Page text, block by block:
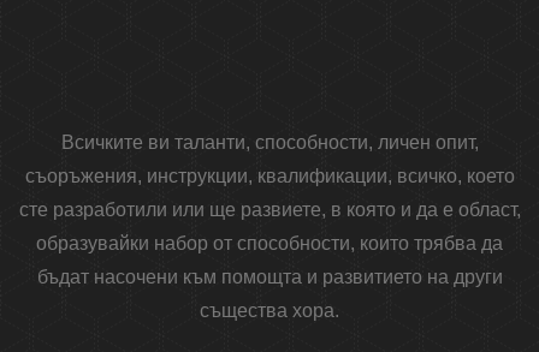
Всичките ви таланти, способности, личен опит,
съоръжения, инструкции, квалификации, всичко, което
сте разработили или ще развиете, в която и да е област,
образувайки набор от способности, които трябва да
бъдат насочени към помощта и развитието на други
същества хора.